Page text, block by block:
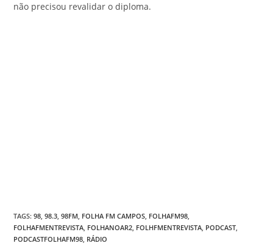
não precisou revalidar o diploma.
TAGS:98 98.3 98FM FOLHA FM CAMPOS FOLHAFM98
FOLHAFMENTREVISTA FOLHANOAR2 FOLHFMENTREVISTA PODCAST
PODCASTFOLHAFM98 RÁDIO